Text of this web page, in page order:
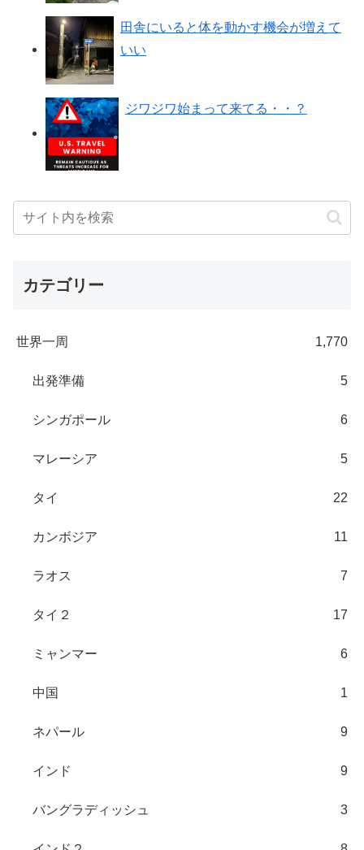
田舎にいると体を動かす機会が増えて
いい
ジワジワ始まって来てる・・？
カテゴリー
世界一周 1,770
出発準備 5
シンガポール 6
マレーシア 5
タイ 22
カンボジア 11
ラオス 7
タイ２ 17
ミャンマー 6
中国 1
ネパール 9
インド 9
バングラディッシュ 3